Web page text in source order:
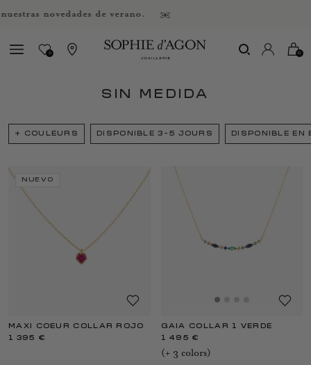
novedades de verano.
0 0
SIN MEDIDA
+ COULEURS DISPONIBLE 3-5 JOURS DISPONIBLE EN
NUEVO
MAXI COEUR COLLAR ROJO
1 395 €
GAIA COLLAR 1 VERDE
1 495 €
(+ 3 colors)
Page